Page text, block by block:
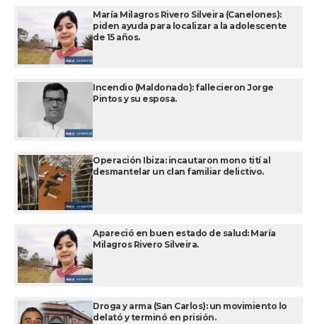
María Milagros Rivero Silveira (Canelones):
piden ayuda para localizar a la adolescente
de 15 años.
Incendio (Maldonado): fallecieron Jorge
Pintos y su esposa.
Operación Ibiza: incautaron mono tití al
desmantelar un clan familiar delictivo.
Apareció en buen estado de salud: María
Milagros Rivero Silveira.
Droga y arma (San Carlos): un movimiento lo
delató y terminó en prisión.